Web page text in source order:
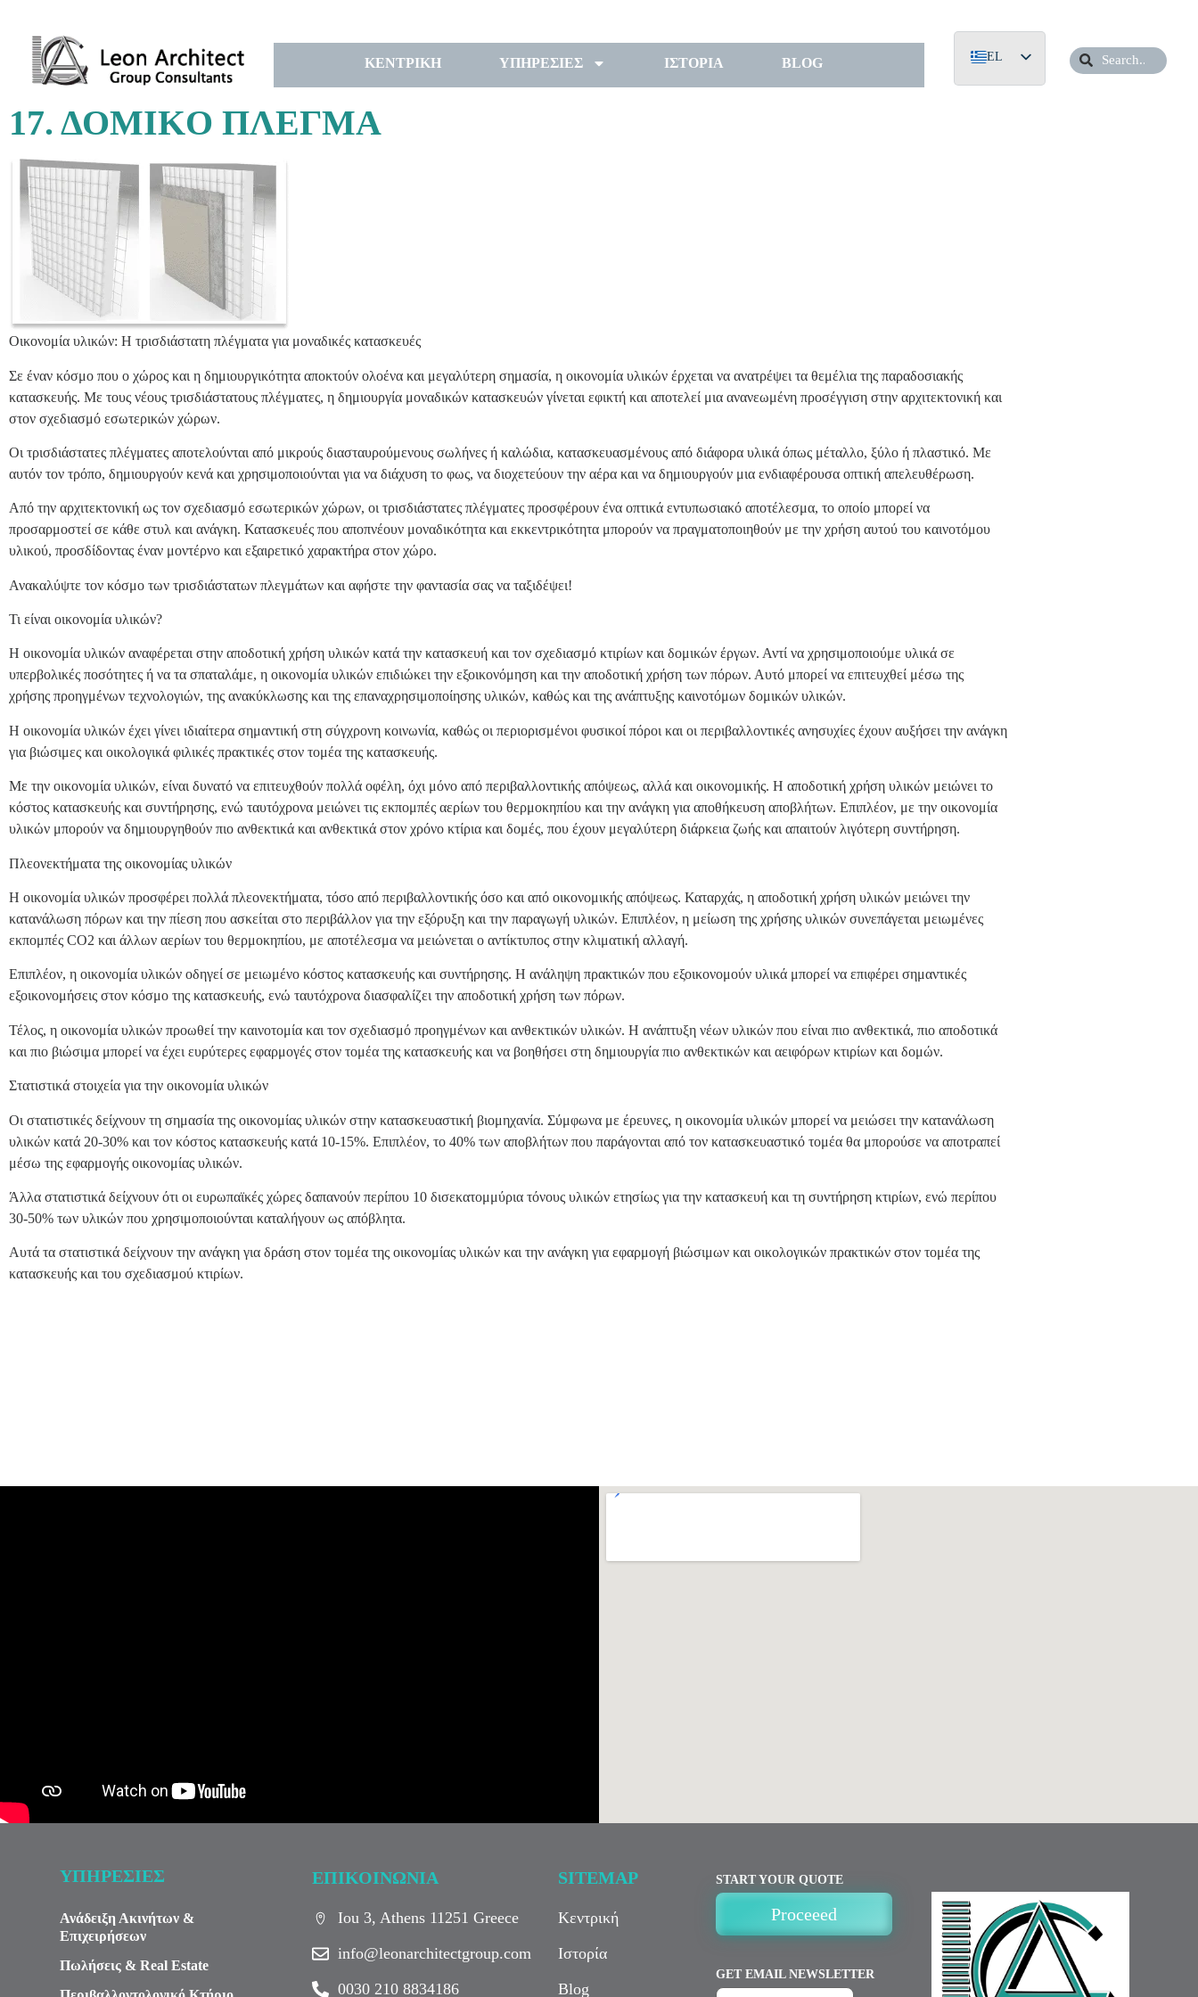
ΚΕΝΤΡΙΚΗ ΥΠΗΡΕΣΙΕΣ ΙΣΤΟΡΙΑ BLOG EL
EN
17. ΔΟΜΙΚO ΠΛEΓΜΑ
Οικονομία υλικών: Η τρισδιάστατη πλέγματα για μοναδικές κατασκευές
Σε έναν κόσμο που ο χώρος και η δημιουργικότητα αποκτούν ολοένα και μεγαλύτερη σημασία, η οικονομία υλικών έρχεται να ανατρέψει τα θεμέλια της παραδοσιακής
κατασκευής. Με τους νέους τρισδιάστατους πλέγματες, η δημιουργία μοναδικών κατασκευών γίνεται εφικτή και αποτελεί μια ανανεωμένη προσέγγιση στην αρχιτεκτονική και
στον σχεδιασμό εσωτερικών χώρων.
Οι τρισδιάστατες πλέγματες αποτελούνται από μικρούς διασταυρούμενους σωλήνες ή καλώδια, κατασκευασμένους από διάφορα υλικά όπως μέταλλο, ξύλο ή πλαστικό. Με
αυτόν τον τρόπο, δημιουργούν κενά και χρησιμοποιούνται για να διάχυση το φως, να διοχετεύουν την αέρα και να δημιουργούν μια ενδιαφέρουσα οπτική απελευθέρωση.
Από την αρχιτεκτονική ως τον σχεδιασμό εσωτερικών χώρων, οι τρισδιάστατες πλέγματες προσφέρουν ένα οπτικά εντυπωσιακό αποτέλεσμα, το οποίο μπορεί να
προσαρμοστεί σε κάθε στυλ και ανάγκη. Κατασκευές που αποπνέουν μοναδικότητα και εκκεντρικότητα μπορούν να πραγματοποιηθούν με την χρήση αυτού του καινοτόμου
υλικού, προσδίδοντας έναν μοντέρνο και εξαιρετικό χαρακτήρα στον χώρο.
Ανακαλύψτε τον κόσμο των τρισδιάστατων πλεγμάτων και αφήστε την φαντασία σας να ταξιδέψει!
Τι είναι οικονομία υλικών?
Η οικονομία υλικών αναφέρεται στην αποδοτική χρήση υλικών κατά την κατασκευή και τον σχεδιασμό κτιρίων και δομικών έργων. Αντί να χρησιμοποιούμε υλικά σε
υπερβολικές ποσότητες ή να τα σπαταλάμε, η οικονομία υλικών επιδιώκει την εξοικονόμηση και την αποδοτική χρήση των πόρων. Αυτό μπορεί να επιτευχθεί μέσω της
χρήσης προηγμένων τεχνολογιών, της ανακύκλωσης και της επαναχρησιμοποίησης υλικών, καθώς και της ανάπτυξης καινοτόμων δομικών υλικών.
Η οικονομία υλικών έχει γίνει ιδιαίτερα σημαντική στη σύγχρονη κοινωνία, καθώς οι περιορισμένοι φυσικοί πόροι και οι περιβαλλοντικές ανησυχίες έχουν αυξήσει την ανάγκη
για βιώσιμες και οικολογικά φιλικές πρακτικές στον τομέα της κατασκευής.
Με την οικονομία υλικών, είναι δυνατό να επιτευχθούν πολλά οφέλη, όχι μόνο από περιβαλλοντικής απόψεως, αλλά και οικονομικής. Η αποδοτική χρήση υλικών μειώνει το
κόστος κατασκευής και συντήρησης, ενώ ταυτόχρονα μειώνει τις εκπομπές αερίων του θερμοκηπίου και την ανάγκη για αποθήκευση αποβλήτων. Επιπλέον, με την οικονομία
υλικών μπορούν να δημιουργηθούν πιο ανθεκτικά και ανθεκτικά στον χρόνο κτίρια και δομές, που έχουν μεγαλύτερη διάρκεια ζωής και απαιτούν λιγότερη συντήρηση.
Πλεονεκτήματα της οικονομίας υλικών
Η οικονομία υλικών προσφέρει πολλά πλεονεκτήματα, τόσο από περιβαλλοντικής όσο και από οικονομικής απόψεως. Καταρχάς, η αποδοτική χρήση υλικών μειώνει την
κατανάλωση πόρων και την πίεση που ασκείται στο περιβάλλον για την εξόρυξη και την παραγωγή υλικών. Επιπλέον, η μείωση της χρήσης υλικών συνεπάγεται μειωμένες
εκπομπές CO2 και άλλων αερίων του θερμοκηπίου, με αποτέλεσμα να μειώνεται ο αντίκτυπος στην κλιματική αλλαγή.
Επιπλέον, η οικονομία υλικών οδηγεί σε μειωμένο κόστος κατασκευής και συντήρησης. Η ανάληψη πρακτικών που εξοικονομούν υλικά μπορεί να επιφέρει σημαντικές
εξοικονομήσεις στον κόσμο της κατασκευής, ενώ ταυτόχρονα διασφαλίζει την αποδοτική χρήση των πόρων.
Τέλος, η οικονομία υλικών προωθεί την καινοτομία και τον σχεδιασμό προηγμένων και ανθεκτικών υλικών. Η ανάπτυξη νέων υλικών που είναι πιο ανθεκτικά, πιο αποδοτικά
και πιο βιώσιμα μπορεί να έχει ευρύτερες εφαρμογές στον τομέα της κατασκευής και να βοηθήσει στη δημιουργία πιο ανθεκτικών και αειφόρων κτιρίων και δομών.
Στατιστικά στοιχεία για την οικονομία υλικών
Οι στατιστικές δείχνουν τη σημασία της οικονομίας υλικών στην κατασκευαστική βιομηχανία. Σύμφωνα με έρευνες, η οικονομία υλικών μπορεί να μειώσει την κατανάλωση
υλικών κατά 20-30% και τον κόστος κατασκευής κατά 10-15%. Επιπλέον, το 40% των αποβλήτων που παράγονται από τον κατασκευαστικό τομέα θα μπορούσε να αποτραπεί
μέσω της εφαρμογής οικονομίας υλικών.
Άλλα στατιστικά δείχνουν ότι οι ευρωπαϊκές χώρες δαπανούν περίπου 10 δισεκατομμύρια τόνους υλικών ετησίως για την κατασκευή και τη συντήρηση κτιρίων, ενώ περίπου
30-50% των υλικών που χρησιμοποιούνται καταλήγουν ως απόβλητα.
Αυτά τα στατιστικά δείχνουν την ανάγκη για δράση στον τομέα της οικονομίας υλικών και την ανάγκη για εφαρμογή βιώσιμων και οικολογικών πρακτικών στον τομέα της
κατασκευής και του σχεδιασμού κτιρίων.
ΥΠΗΡΕΣΙΕΣ
Ανάδειξη Ακινήτων &
Επιχειρήσεων
Πωλήσεις & Real Estate
ΕΠΙΚΟΙΝΩΝΙΑ
Iou 3, Athens 11251 Greece
info@leonarchitectgroup.com
0030 210 8834186
SITEMAP
Κεντρική
Ιστορία
Blog
START YOUR QUOTE
Proceeed
GET EMAIL NEWSLETTER